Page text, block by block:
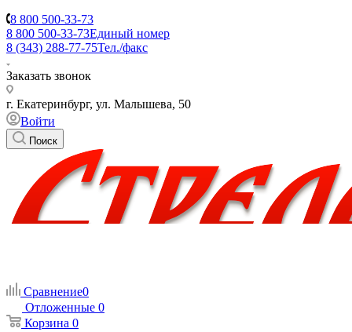
8 800 500-33-73
8 800 500-33-73Единый номер
8 (343) 288-77-75Тел./факс
Заказать звонок
г. Екатеринбург, ул. Малышева, 50
Войти
Поиск
Сравнение0
Отложенные 0
Корзина 0